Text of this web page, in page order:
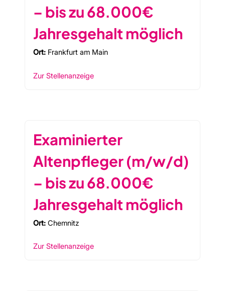
– bis zu 68.000€
Jahresgehalt möglich
Ort: Frankfurt am Main
Zur Stellenanzeige
Examinierter
Altenpfleger (m/w/d)
– bis zu 68.000€
Jahresgehalt möglich
Ort: Chemnitz
Zur Stellenanzeige